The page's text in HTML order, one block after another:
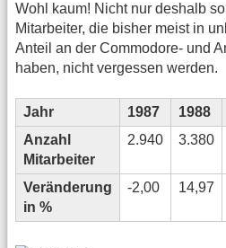
Wohl kaum! Nicht nur deshalb
Mitarbeiter, die bisher meist in
Anteil an der Commodore- und
haben, nicht vergessen werden.
Jahr 1987 1988
Anzahl
Mitarbeiter
2.940 3.380
Veränderung
in %
-2,00 14,97